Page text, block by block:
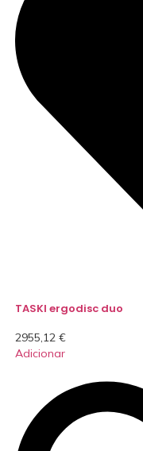
TASKI ergodisc duo
2955,12 €
Adicionar